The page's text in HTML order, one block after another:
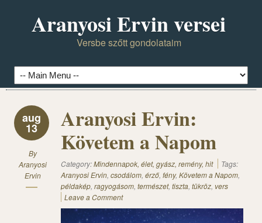
Aranyosi Ervin versei
Versbe szőtt gondolataim
aug
13
By
Aranyosi
Ervin
Aranyosi Ervin:
Követem a Napom
Category:Mindennapok, élet, gyász, remény, hit
Tags:
Aranyosi Ervin, csodálom, érző, fény, Követem a Napom,
példakép, ragyogásom, természet, tiszta, tükröz, vers
Leave a Comment